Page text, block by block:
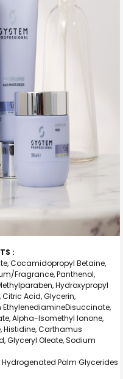
:
Cocamidopropyl Betaine,
Fragrance, Panthenol,
Hydroxypropyl
Acid, Glycerin,
EthylenediamineDisuccinate,
Alpha-Isomethyl Ionone,
Histidine, Carthamus
Glyceryl Oleate, Sodium
Palm Glycerides